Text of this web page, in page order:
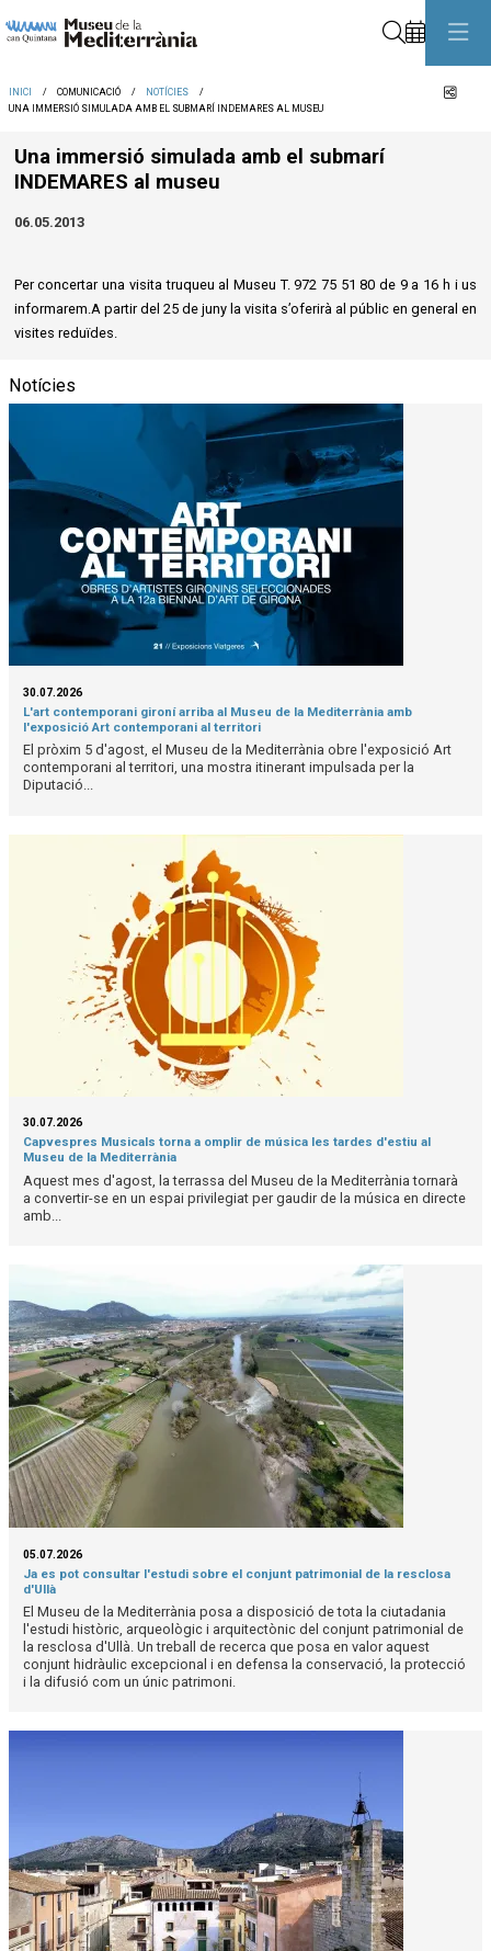
INICI COMUNICACIÓ
NOTÍCIES
UNA IMMERSIÓ SIMULADA AMB EL SUBMARÍ INDEMARES AL MUSEU
Una immersió simulada amb el submarí
INDEMARES al museu
06.05.2013
Per concertar una visita truqueu al Museu T. 972 75 51 80 de 9 a 16 h i us
informarem.A partir del 25 de juny la visita s’oferirà al públic en general en
visites reduïdes.
Notícies
30.07.2026
L'art contemporani gironí arriba al Museu de la Mediterrània amb
l'exposició Art contemporani al territori
El pròxim 5 d'agost, el Museu de la Mediterrània obre l'exposició Art
contemporani al territori, una mostra itinerant impulsada per la
Diputació...
30.07.2026
Capvespres Musicals torna a omplir de música les tardes d'estiu al
Museu de la Mediterrània
Aquest mes d'agost, la terrassa del Museu de la Mediterrània tornarà
a convertir-se en un espai privilegiat per gaudir de la música en directe
amb...
05.07.2026
Ja es pot consultar l'estudi sobre el conjunt patrimonial de la resclosa
d'Ullà
El Museu de la Mediterrània posa a disposició de tota la ciutadania
l'estudi històric, arqueològic i arquitectònic del conjunt patrimonial de
la resclosa d'Ullà. Un treball de recerca que posa en valor aquest
conjunt hidràulic excepcional i en defensa la conservació, la protecció
i la difusió com un únic patrimoni.